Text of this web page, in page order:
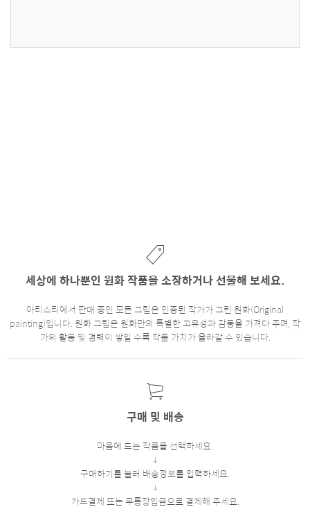
세상에 하나뿐인 원화 작품을 소장하거나 선물해 보세요.
아티스티에서 판매 중인 모든 그림은 인증된 작가가 그린 원화(Original
painting)입니다. 원화 그림은 원화만의 특별한 고유성과 감동을 가져다 주며, 작
가의 활동 및 경력이 쌓일 수록 작품 가치가 올라갈 수 있습니다.
구매 및 배송
마음에 드는 작품을 선택하세요.
구매하기를 눌러 배송정보를 입력하세요.
카드결제 또는 무통장입금으로 결제해 주세요.